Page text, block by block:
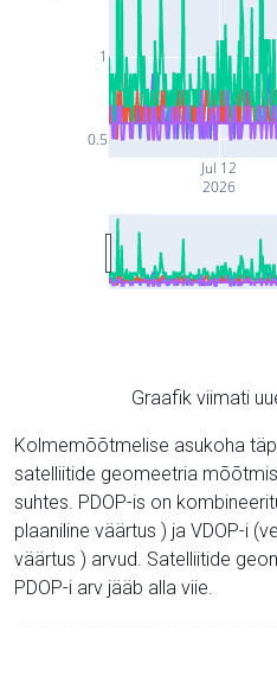
Jul 12
2026
0.5
1
Graafik viimati
Kolmemõõtmelise asukoha
satelliitide geomeetria
suhtes. PDOP-is on
plaaniline väärtus ) ja VDOP-i
väärtus ) arvud. Satelliitide
PDOP-i arv jääb alla viie.